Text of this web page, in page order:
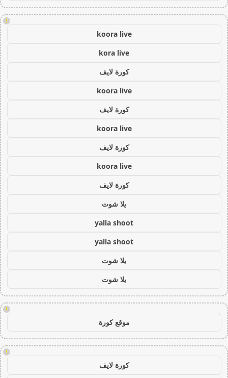
!
koora live
kora live
كورة لايف
koora live
كورة لايف
koora live
كورة لايف
koora live
كورة لايف
يلا شوت
yalla shoot
yalla shoot
يلا شوت
يلا شوت
!
موقع كورة
!
كورة لايف